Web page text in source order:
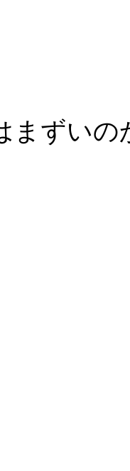
まずいの